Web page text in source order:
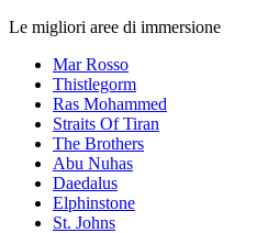
Le migliori aree di immersione
Mar Rosso
Thistlegorm
Ras Mohammed
Straits Of Tiran
The Brothers
Abu Nuhas
Daedalus
Elphinstone
St. Johns